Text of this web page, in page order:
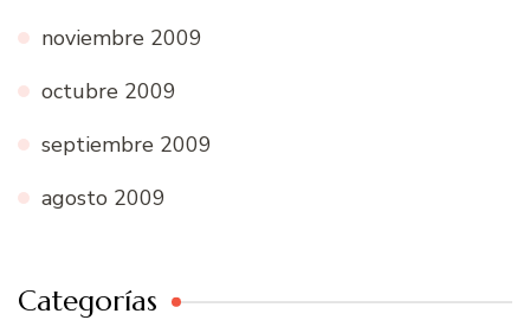
noviembre 2009
octubre 2009
septiembre 2009
agosto 2009
Categorías